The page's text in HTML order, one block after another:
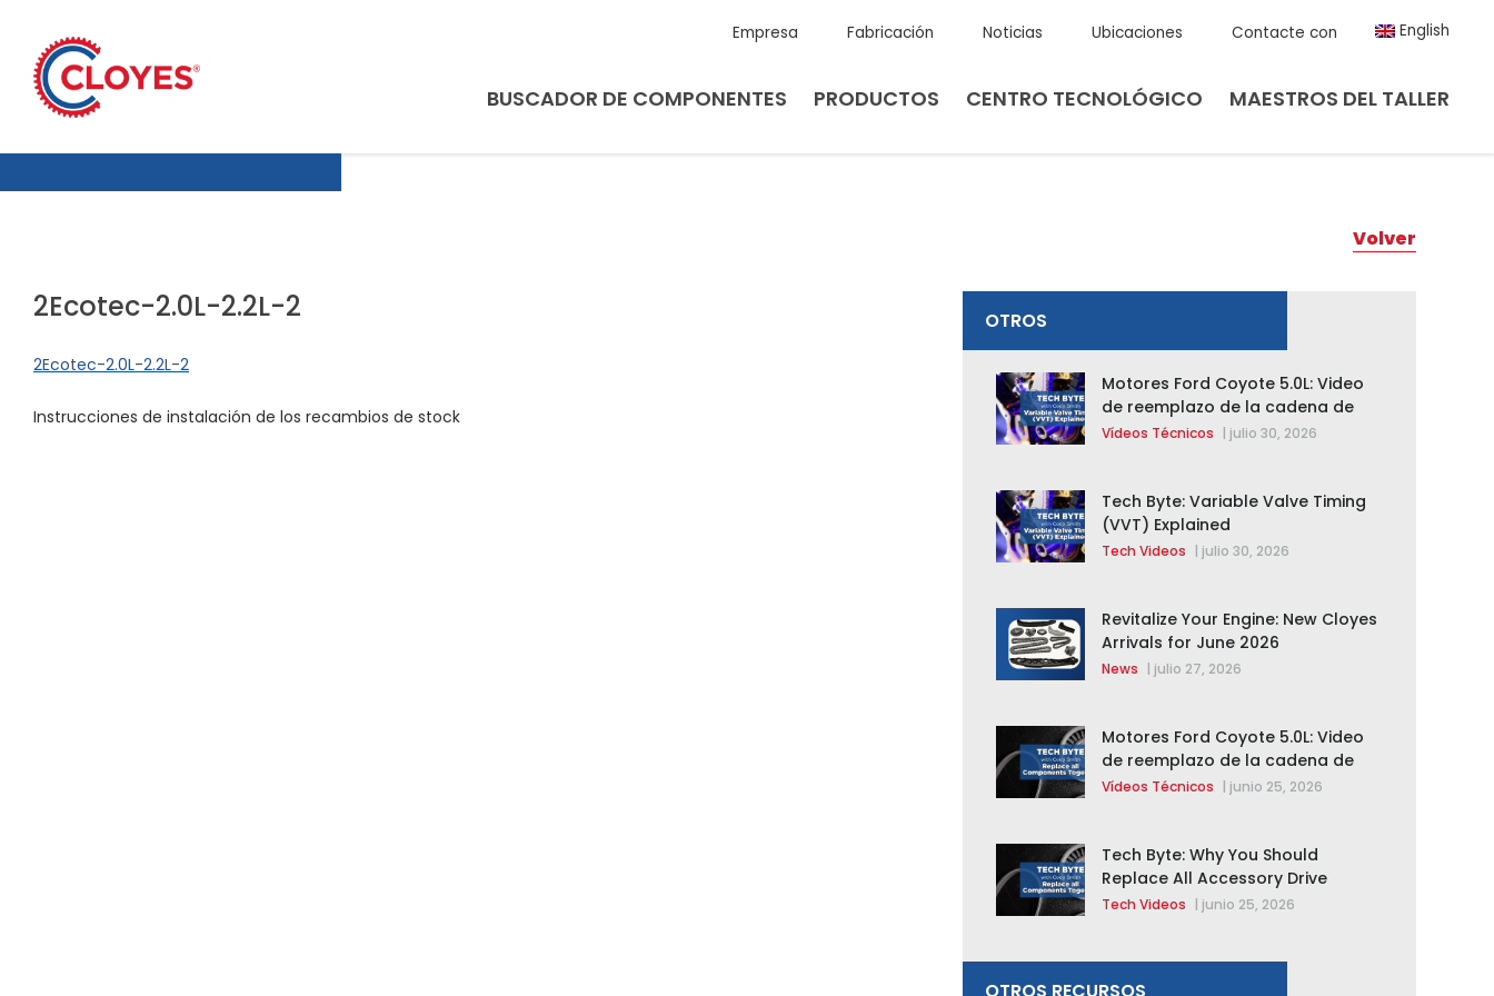
contenido
Empresa Fabricación Noticias Ubicaciones Contacte con English
BUSCADOR DE COMPONENTES PRODUCTOS CENTRO TECNOLÓGICO MAESTROS DEL TALLER
Volver
2Ecotec-2.0L-2.2L-2
2Ecotec-2.0L-2.2L-2
Instrucciones de instalación de los recambios de stock
OTROS
Motores Ford Coyote 5.0L: Video
de reemplazo de la cadena de
distribución de la F-150 2015 –
Vídeos Técnicos | julio 30, 2026
Tech Byte: Variable Valve Timing
(VVT) Explained
Tech Videos | julio 30, 2026
Revitalize Your Engine: New Cloyes
Arrivals for June 2026
News | julio 27, 2026
Motores Ford Coyote 5.0L: Video
de reemplazo de la cadena de
distribución de la F-150 2015 –
Vídeos Técnicos | junio 25, 2026
Tech Byte: Why You Should
Replace All Accessory Drive
Components Together
Tech Videos | junio 25, 2026